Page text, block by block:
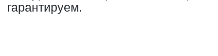
гарантируем.